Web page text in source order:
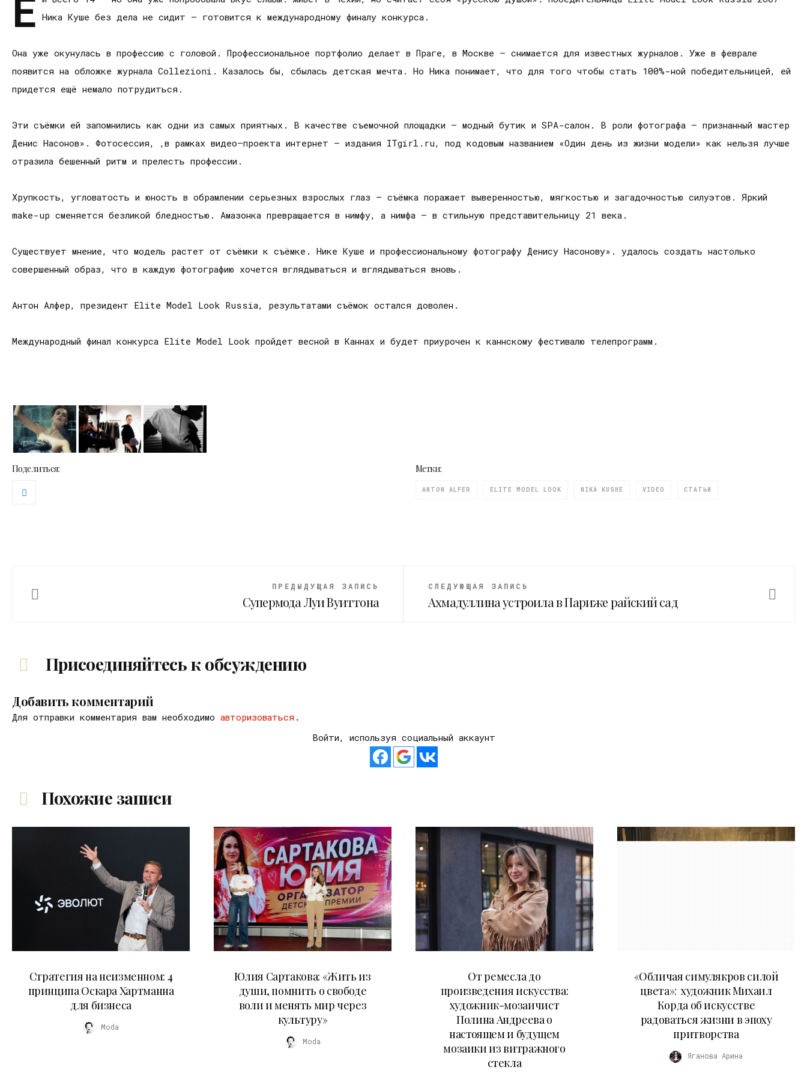
Е Ника Куше без дела не сидит – готовится к международному финалу конкурса.
Она уже окунулась в профессию с головой. Профессиональное портфолио делает в Праге, в Москве – снимается для известных журналов. Уже в феврале
появится на обложке журнала Collezioni. Казалось бы, сбылась детская мечта. Но Ника понимает, что для того чтобы стать 100%-ной победительницей, ей
придется ещё немало потрудиться.
Эти съёмки ей запомнились как одни из самых приятных. В качестве съемочной площадки – модный бутик и SPA-салон. В роли фотографа – признанный мастер
Денис Насонов». Фотосессия, ,в рамках видео–проекта интернет – издания ITgirl.ru, под кодовым названием «Один день из жизни модели» как нельзя лучше
отразила бешенный ритм и прелесть профессии.
Хрупкость, угловатость и юность в обрамлении серьезных взрослых глаз – съёмка поражает выверенностью, мягкостью и загадочностью силуэтов. Яркий
make-up сменяется безликой бледностью. Амазонка превращается в нимфу, а нимфа – в стильную представительницу 21 века.
Существует мнение, что модель растет от съёмки к съёмке. Нике Куше и профессиональному фотографу Денису Насонову». удалось создать настолько
совершенный образ, что в каждую фотографию хочется вглядываться и вглядываться вновь.
Антон Алфер, президент Elite Model Look Russia, результатами съёмок остался доволен.
Международный финал конкурса Elite Model Look пройдет весной в Каннах и будет приурочен к каннскому фестивалю телепрограмм.
Поделиться: Метки:
ANTON ALFER ELITE MODEL LOOK NIKA KUSHE VIDEO СТАТЬИ
ПРЕДЫДУЩАЯ ЗАПИСЬ
Супермода Луи Вуиттона
СЛЕДУЮЩАЯ ЗАПИСЬ
Ахмадуллина устроила в Париже райский сад
Присоединяйтесь к обсуждению
Добавить комментарий
Для отправки комментария вам необходимо авторизоваться .
Войти, используя социальный аккаунт
Похожие записи
Стратегия на неизменном: 4
принципа Оскара Хартманна
для бизнеса
Moda
Юлия Сартакова: «Жить из
души, помнить о свободе
воли и менять мир через
культуру»
Moda
От ремесла до
произведения искусства:
художник-мозаичист
Полина Андреева о
настоящем и будущем
мозаики из витражного
стекла
«Обличая симулякров силой
цвета»: художник Михаил
Корда об искусстве
радоваться жизни в эпоху
притворства
Яганова Арина